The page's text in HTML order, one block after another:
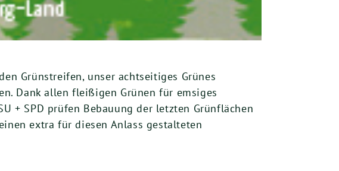
Grünstreifen, unser achtseitiges Grünes
Dank allen fleißigen Grünen für emsiges
+ SPD prüfen Bebauung der letzten Grünflächen
extra für diesen Anlass gestalteten